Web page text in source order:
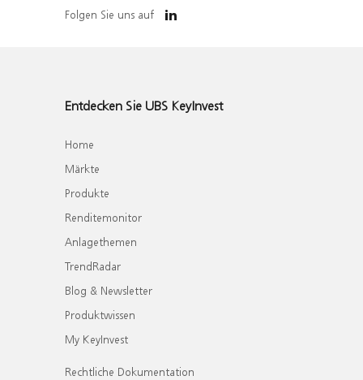
Folgen Sie uns auf
Entdecken Sie UBS KeyInvest
Home
Märkte
Produkte
Renditemonitor
Anlagethemen
TrendRadar
Blog & Newsletter
Produktwissen
My KeyInvest
Rechtliche Dokumentation